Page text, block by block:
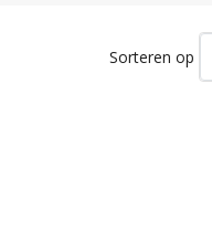
Sorteren op